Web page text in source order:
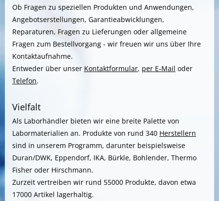
Ob Fragen zu speziellen Produkten und Anwendungen,
Angebotserstellungen, Garantieabwicklungen,
Reparaturen, Fragen zu Lieferungen oder allgemeine
Fragen zum Bestellvorgang - wir freuen wir uns über Ihre
Kontaktaufnahme.
Entweder über unser Kontaktformular, per E-Mail oder
Telefon.
Vielfalt
Als Laborhändler bieten wir eine breite Palette von
Labormaterialien an. Produkte von rund 340 Herstellern
sind in unserem Programm, darunter beispielsweise
Duran/DWK, Eppendorf, IKA, Bürkle, Bohlender, Thermo
Fisher oder Hirschmann.
Zurzeit vertreiben wir rund 55000 Produkte, davon etwa
17000 Artikel lagerhaltig.